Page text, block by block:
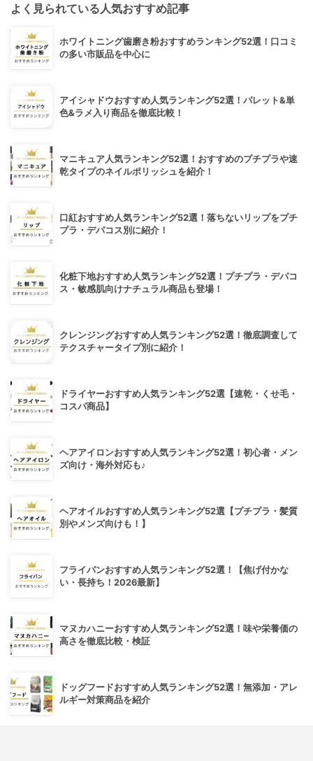
よく見られている人気おすすめ記事
ホワイトニング歯磨き粉おすすめランキング52選！口コミ
の多い市販品を中心に
アイシャドウおすすめ人気ランキング52選！パレット&単
色&ラメ入り商品を徹底比較！
マニキュア人気ランキング52選！おすすめのプチプラや速
乾タイプのネイルポリッシュを紹介！
口紅おすすめ人気ランキング52選！落ちないリップをプチ
プラ・デパコス別に紹介！
化粧下地おすすめ人気ランキング52選！プチプラ・デパコ
ス・敏感肌向けナチュラル商品も登場！
クレンジングおすすめ人気ランキング52選！徹底調査して
テクスチャータイプ別に紹介！
ドライヤーおすすめ人気ランキング52選【速乾・くせ毛・
コスパ商品】
ヘアアイロンおすすめ人気ランキング52選！初心者・メン
ズ向け・海外対応も♪
ヘアオイルおすすめ人気ランキング52選【プチプラ・髪質
別やメンズ向けも！】
フライパンおすすめ人気ランキング52選！【焦げ付かな
い・長持ち！2026最新】
マヌカハニーおすすめ人気ランキング52選！味や栄養価の
高さを徹底比較・検証
ドッグフードおすすめ人気ランキング52選！無添加・アレ
ルギー対策商品を紹介